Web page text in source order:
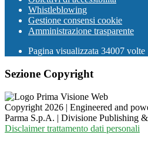
Whistleblowing
Gestione consensi cookie
Amministrazione trasparente
Pagina visualizzata 34007 volte
Sezione Copyright
Copyright 2026 | Engineered and
Parma S.p.A. | Divisione Publishing
Disclaimer trattamento dati personali